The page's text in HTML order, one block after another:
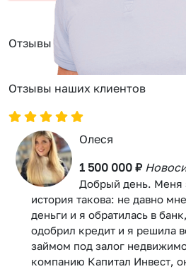
Отзывы
Отзывы наших клиентов
Олеся
1 500 000 ₽
Добрый день. Меня
история такова: не давно
деньги и я обратилась в
одобрил кредит и я решила
займом под залог
компанию Капитал Инвест,